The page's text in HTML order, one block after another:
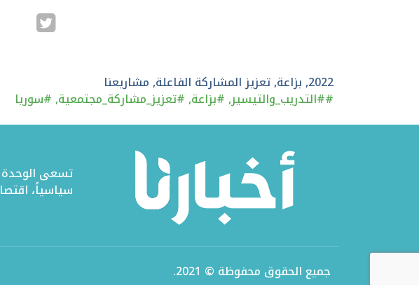
تويتر 2022
,بزاعة,تعزيز المشاركة الفاعلة,مشاريعنا
##التدريب_والتيسير,#بزاعة,#تعزيز_مشاركة_مجتمعية,#سوريا
تسعى الوحدة
سياسياً،
جميع الحقوق محفوظة © 2021.